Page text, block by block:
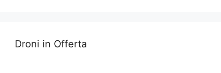
Droni in Offerta